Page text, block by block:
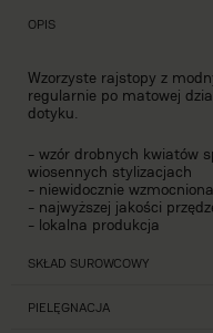
OPIS
Wzorzyste rajstopy z
regularnie po matowej
dotyku.
- wzór drobnych kwiatów
wiosennych stylizacjach
- niewidocznie
- najwyższej jakości
- lokalna produkcja
SKŁAD SUROWCOWY
PIELĘGNACJA